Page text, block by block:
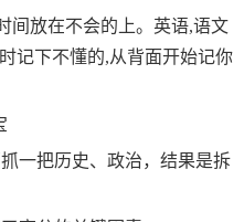
间放在不会的上。英语,语文
记下不懂的,从背面开始记你
一把历史、政治，结果是拆